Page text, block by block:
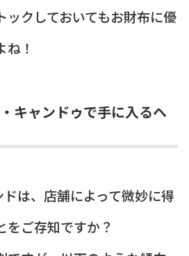
ックしておいてもお財布に優
！
キャンドゥで手に入るヘ
は、店舗によって微妙に得
をご存知ですか？